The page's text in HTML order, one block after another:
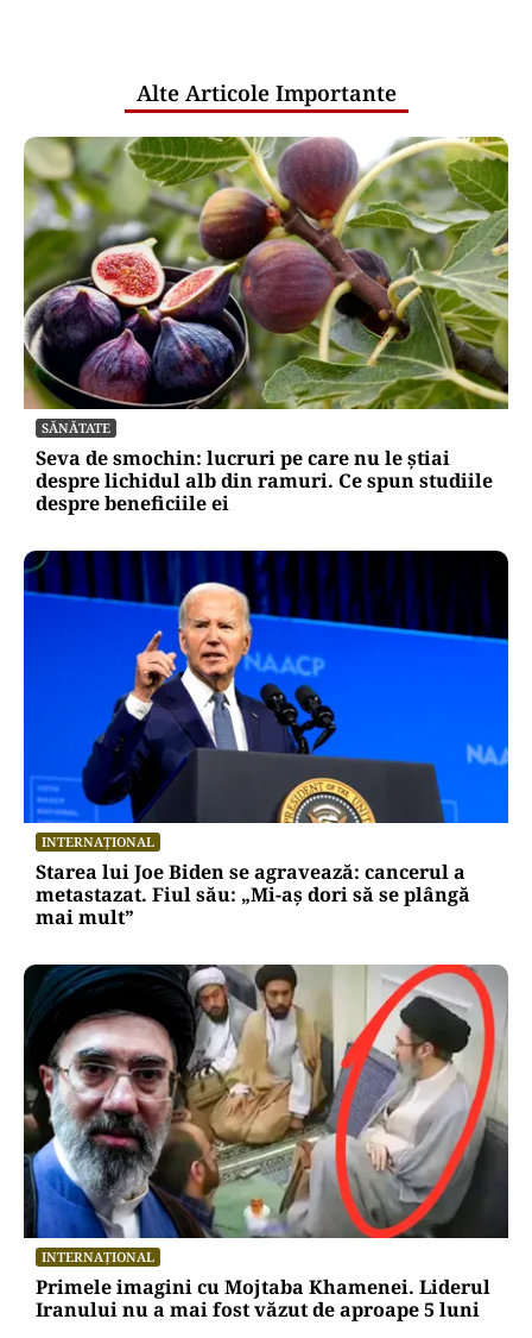
Alte Articole Importante
SĂNĂTATE
Seva de smochin: lucruri pe care nu le știai
despre lichidul alb din ramuri. Ce spun studiile
despre beneficiile ei
INTERNAȚIONAL
Starea lui Joe Biden se agravează: cancerul a
metastazat. Fiul său: „Mi-aș dori să se plângă
mai mult”
INTERNAȚIONAL
Primele imagini cu Mojtaba Khamenei. Liderul
Iranului nu a mai fost văzut de aproape 5 luni